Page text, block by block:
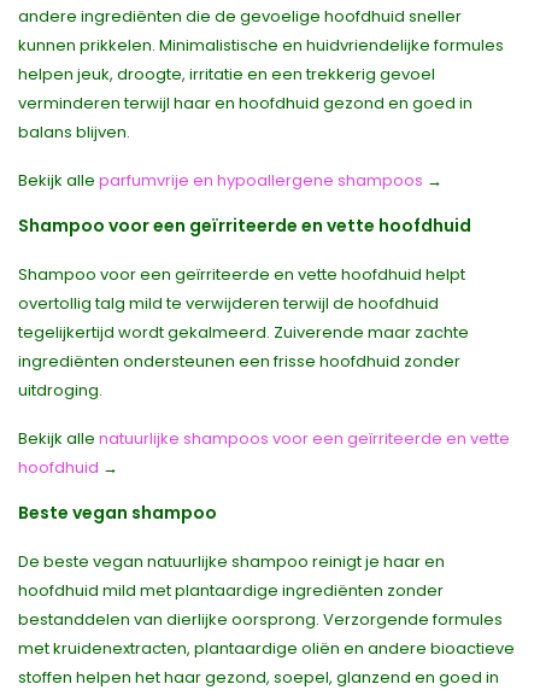
andere ingrediënten die de gevoelige hoofdhuid sneller
kunnen prikkelen. Minimalistische en huidvriendelijke formules
helpen jeuk, droogte, irritatie en een trekkerig gevoel
verminderen terwijl haar en hoofdhuid gezond en goed in
balans blijven.
Bekijk alle parfumvrije en hypoallergene shampoos →
Shampoo voor een geïrriteerde en vette hoofdhuid
Shampoo voor een geïrriteerde en vette hoofdhuid helpt
overtollig talg mild te verwijderen terwijl de hoofdhuid
tegelijkertijd wordt gekalmeerd. Zuiverende maar zachte
ingrediënten ondersteunen een frisse hoofdhuid zonder
uitdroging.
Bekijk alle natuurlijke shampoos voor een geïrriteerde en vette
hoofdhuid →
Beste vegan shampoo
De beste vegan natuurlijke shampoo reinigt je haar en
hoofdhuid mild met plantaardige ingrediënten zonder
bestanddelen van dierlijke oorsprong. Verzorgende formules
met kruidenextracten, plantaardige oliën en andere bioactieve
stoffen helpen het haar gezond, soepel, glanzend en goed in